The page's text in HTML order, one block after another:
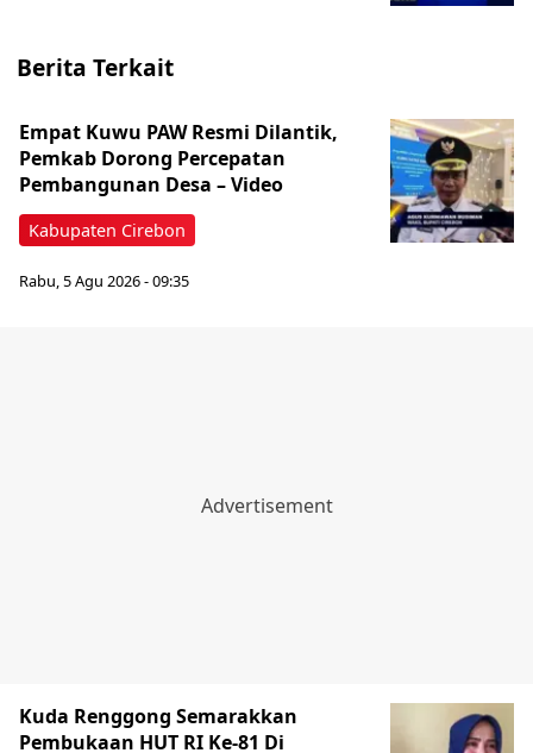
Berita Terkait
Kabupaten Cirebon
Empat Kuwu PAW Resmi Dilantik,
Pemkab Dorong Percepatan
Pembangunan Desa – Video
Rabu, 5 Agu 2026 - 09:35
Kuda Renggong Semarakkan
Pembukaan HUT RI Ke-81 Di